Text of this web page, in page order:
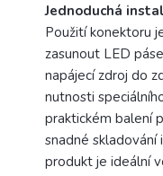
Jednoduchá
Použití konektoru
zasunout LED
napájecí zdroj do
nutnosti
praktickém balení
snadné skladování
produkt je ideální